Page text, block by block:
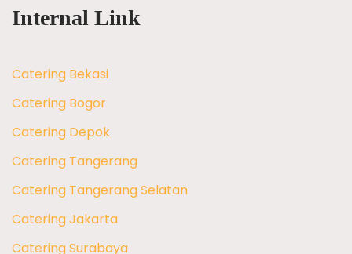
Internal Link
Catering Bekasi
Catering Bogor
Catering Depok
Catering Tangerang
Catering Tangerang Selatan
Catering Jakarta
Catering Surabaya